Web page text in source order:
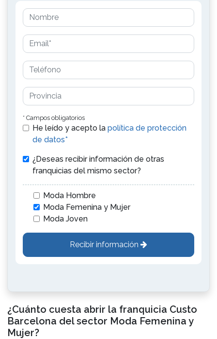
* Campos obligatorios
He leído y acepto la política de protección
de datos*
¿Deseas recibir información de otras
franquicias del mismo sector?
Moda Hombre
Moda Femenina y Mujer
Moda Joven
Recibir información
¿Cuánto cuesta abrir la franquicia Custo
Barcelona del sector Moda Femenina y
Mujer?